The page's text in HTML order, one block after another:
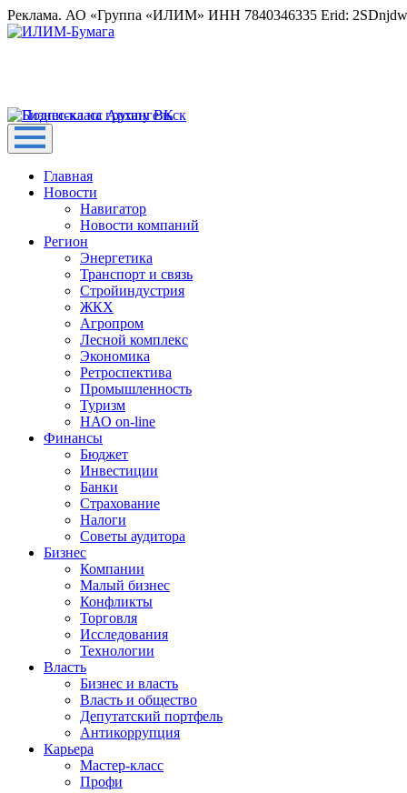
Реклама. АО «Группа «ИЛИМ» ИНН 7840346335 Erid:
Главная
Новости
Навигатор
Новости компаний
Регион
Энергетика
Транспорт и связь
Стройиндустрия
ЖКХ
Агропром
Лесной комплекс
Экономика
Ретроспектива
Промышленность
Туризм
НАО on-line
Финансы
Бюджет
Инвестиции
Банки
Страхование
Налоги
Советы аудитора
Бизнес
Компании
Малый бизнес
Конфликты
Торговля
Исследования
Технологии
Власть
Бизнес и власть
Власть и общество
Депутатский портфель
Антикоррупция
Карьера
Мастер-класс
Профи